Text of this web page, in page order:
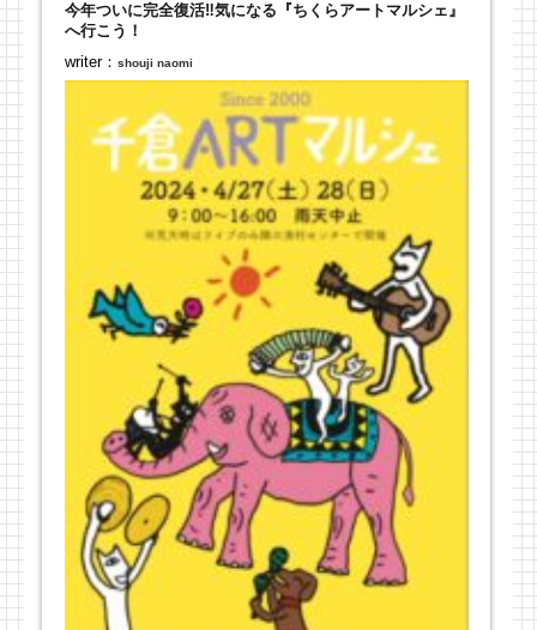
今年ついに完全復活‼︎気になる『ちくらアートマルシェ』
へ行こう！
writer： shouji naomi